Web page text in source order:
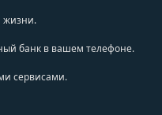
жизни.
банк в вашем телефоне.
сервисами.